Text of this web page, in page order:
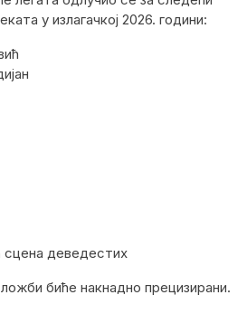
у излагачкој 2026. години:
сцена деведестих
биће накнадно прецизирани.